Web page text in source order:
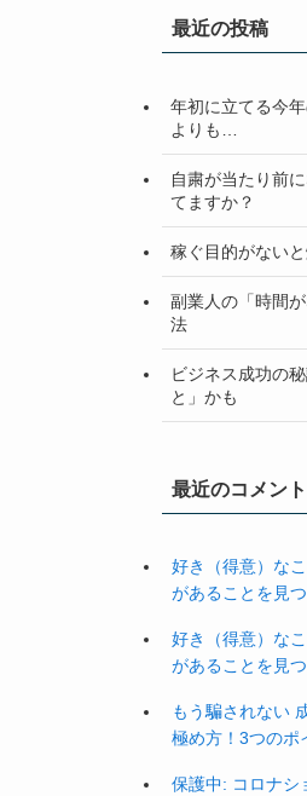
最近の投稿
年初に立てる今
よりも…
自粛が当たり前
てますか？
稼ぐ目的がない
副業人の「時間
法
ビジネス成功の
と」かも
最近のコメント
好き（得意）な
があることを見
好き（得意）な
があることを見
もう騙されない
極め方！3つのポ
保護中: コロナシ